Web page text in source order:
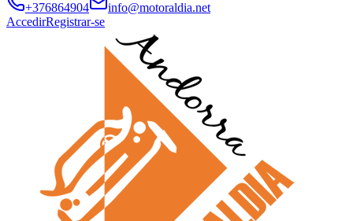
+376864904
info@motoraldia.net
AccedirRegistrar-se